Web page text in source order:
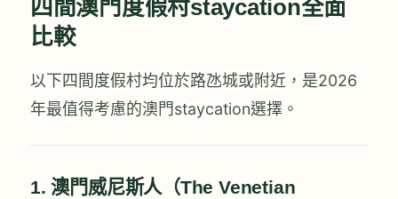
四間澳門度假村staycation全面
比較
以下四間度假村均位於路氹城或附近，是2026
年最值得考慮的澳門staycation選擇。
1. 澳門威尼斯人（The Venetian